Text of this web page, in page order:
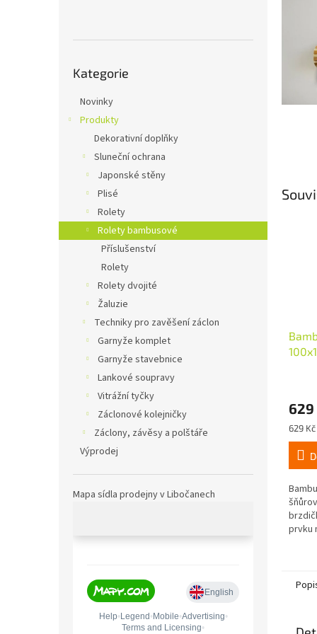
kategorie
Kategorie
Novinky
Produkty
Dekorativní doplňky
Sluneční ochrana
Japonské stěny
Plisé
Rolety
Rolety bambusové
Příslušenství
Rolety
Rolety dvojité
Žaluzie
Techniky pro zavěšení záclon
Garnyže komplet
Garnyže stavebnice
Lankové soupravy
Vitrážní tyčky
Záclonové kolejničky
Záclony, závěsy a polštáře
Výprodej
Mapa sídla prodejny v Libočanech
629
Měrná
cena:
629
prvku